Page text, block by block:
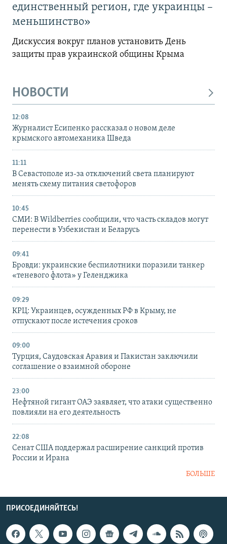
единственный регион, где украинцы –
меньшинство»
Дискуссия вокруг планов установить День
защиты прав украинской общины Крыма
НОВОСТИ
12:08
Журналист Есипенко рассказал о новом деле
крымского автомеханика Шведа
11:11
В Севастополе из-за отключений света планируют
менять схему питания светофоров
10:45
СМИ: В Wildberries сообщили, что часть складов могут
перенести в Узбекистан и Беларусь
09:41
Бровди: украинские беспилотники поразили танкер
«теневого флота» у Геленджика
09:29
КРЦ: Украинцев, осужденных РФ в Крыму, не
отпускают после истечения сроков
09:00
Турция, Саудовская Аравия и Пакистан заключили
соглашение о взаимной обороне
23:00
Нефтяной гигант ОАЭ заявляет, что атаки существенно
повлияли на его деятельность
22:08
Сенат США поддержал расширение санкций против
России и Ирана
БОЛЬШЕ
ПРИСОЕДИНЯЙТЕСЬ!